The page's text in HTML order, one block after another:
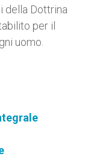
della Dottrina
per il
uomo.